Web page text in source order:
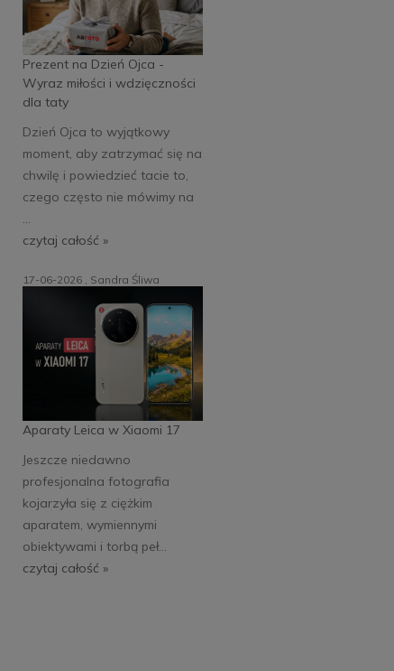
Prezent na Dzień Ojca -
Wyraz miłości i wdzięczności
dla taty
Dzień Ojca to wyjątkowy
moment, aby zatrzymać się na
chwilę i powiedzieć tacie to,
czego często nie mówimy na
...
czytaj całość »
Aparaty Leica w Xiaomi 17
17-06-2026 , Sandra Śliwa
Jeszcze niedawno
profesjonalna fotografia
kojarzyła się z ciężkim
aparatem, wymiennymi
obiektywami i torbą peł...
czytaj całość »